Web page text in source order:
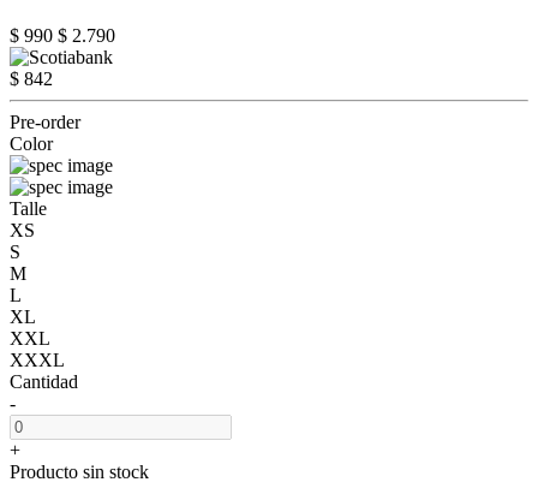
$ 990 $ 2.790
$ 842
Pre-order
Color
Talle
XS
S
M
L
XL
XXL
XXXL
Cantidad
-
+
Producto sin stock